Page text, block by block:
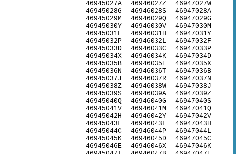
46945027A
46945028G
46945029M
46945030Y
46945031F
46945032P
46945033D
46945034X
46945035B
46945036N
46945037J
46945038Z
46945039S
46945040Q
46945041V
46945042H
46945043L
46945044C
46945045K
46945046E
46946027Z
46946028S
46946029Q
46946030V
46946031H
46946032L
46946033C
46946034K
46946035E
46946036T
46946037R
46946038W
46946039A
46946040G
46946041M
46946042Y
46946043F
46946044P
46946045D
46946046X
46947027W
46947028A
46947029G
46947030M
46947031Y
46947032F
46947033P
46947034D
46947035X
46947036B
46947037N
46947038J
46947039Z
46947040S
46947041Q
46947042V
46947043H
46947044L
46947045C
46947046K